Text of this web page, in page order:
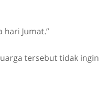
hari Jumat.”
tersebut tidak ingin